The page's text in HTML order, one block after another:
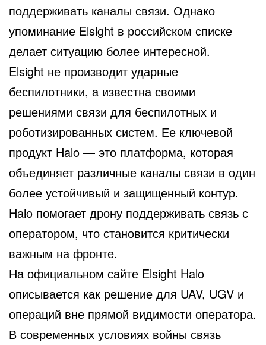
поддерживать каналы связи. Однако
упоминание Elsight в российском списке
делает ситуацию более интересной.
Elsight не производит ударные
беспилотники, а известна своими
решениями связи для беспилотных и
роботизированных систем. Ее ключевой
продукт Halo — это платформа, которая
объединяет различные каналы связи в один
более устойчивый и защищенный контур.
Halo помогает дрону поддерживать связь с
оператором, что становится критически
важным на фронте.
На официальном сайте Elsight Halo
описывается как решение для UAV, UGV и
операций вне прямой видимости оператора.
В современных условиях войны связь